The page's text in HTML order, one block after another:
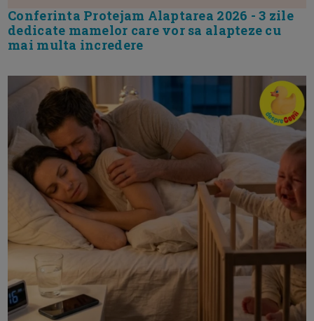
Conferinta Protejam Alaptarea 2026 - 3 zile
dedicate mamelor care vor sa alapteze cu
mai multa incredere